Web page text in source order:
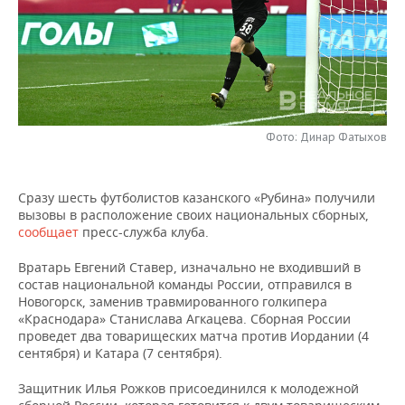
НЕФТЕХИМИЯ
НЕФТЬ
ОПК
ЭНЕРГЕТИКА
РОЗНИЧНАЯ ТОРГОВЛЯ
ТРАНСПОРТ
УСЛУГИ
НОВОСТИ ТЕХНОЛОГИЙ
МЕДИА
МЕРОПРИЯТИЯ
НОВОСТИ МЕРОПРИЯТИЙ
ВЫЕЗДНАЯ РЕДАКЦИЯ
ONLINE-КОНФЕРЕНЦИИ
ОТКРЫТАЯ ЛЕКЦИЯ
НОВОСТИ СПОРТА
ХОККЕЙ
БАСКЕТБОЛ
ВОЛЕЙБОЛ
КИБЕРСПОРТ
ФИГУРНОЕ КАТАНИЕ
ОБЩЕСТВО
ВЛАСТЬ
ИНФРАСТРУКТУРА
ИСТОРИЯ
КУЛЬТУРА
МЕДИЦИНА
СЮЖЕТЫ
СПРАВОЧНИК
СПИСОК ПЕРСОН
СПИСОК КОМПАНИЙ
ПОЛНАЯ ВЕРСИЯ
Фото: Динар Фатыхов
Сразу шесть футболистов казанского «Рубина» получили
вызовы в расположение своих национальных сборных,
сообщает пресс-служба клуба.
Вратарь Евгений Ставер, изначально не входивший в
состав национальной команды России, отправился в
Новогорск, заменив травмированного голкипера
«Краснодара» Станислава Агкацева. Сборная России
проведет два товарищеских матча против Иордании (4
сентября) и Катара (7 сентября).
Защитник Илья Рожков присоединился к молодежной